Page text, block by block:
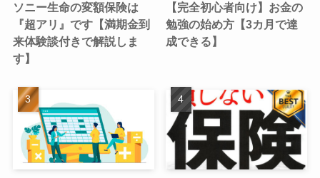
ソニー生命の変額保険は
『超アリ』です【満期金到
来体験談付きで解説しま
す】
【完全初心者向け】お金の
勉強の始め方【3カ月で達
成できる】